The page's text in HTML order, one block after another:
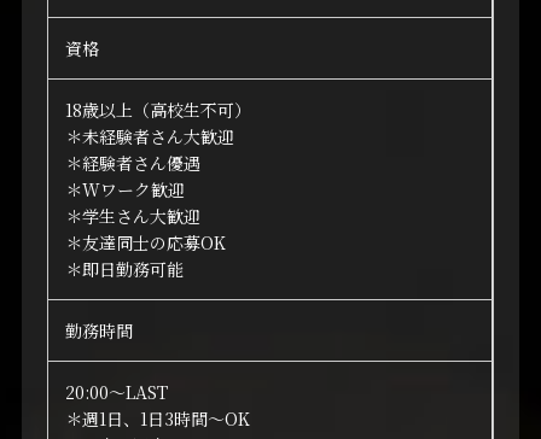
資格
18歳以上（高校生不可）
＊未経験者さん大歓迎
＊経験者さん優遇
＊Wワーク歓迎
＊学生さん大歓迎
＊友達同士の応募OK
＊即日勤務可能
勤務時間
20:00～LAST
＊週1日、1日3時間～OK